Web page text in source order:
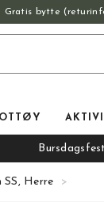
Gratis bytte
SS, Herre